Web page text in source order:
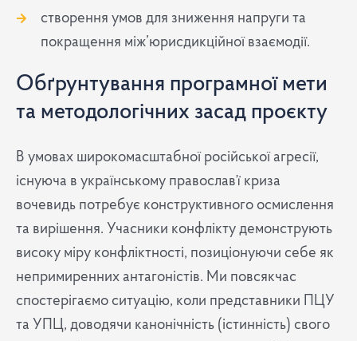
створення умов для зниження напруги та
покращення між’юрисдикційної взаємодії.
Обґрунтування програмної мети
та методологічних засад проєкту
В умовах широкомасштабної російської агресії,
існуюча в українському православ’ї криза
вочевидь потребує конструктивного осмислення
та вирішення. Учасники конфлікту демонструють
високу міру конфліктності, позиціонуючи себе як
непримиренних антагоністів. Ми повсякчас
спостерігаємо ситуацію, коли представники ПЦУ
та УПЦ, доводячи канонічність (істинність) свого